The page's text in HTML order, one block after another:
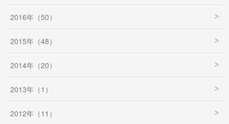
2016年（50）
2015年（48）
2014年（20）
2013年（1）
2012年（11）